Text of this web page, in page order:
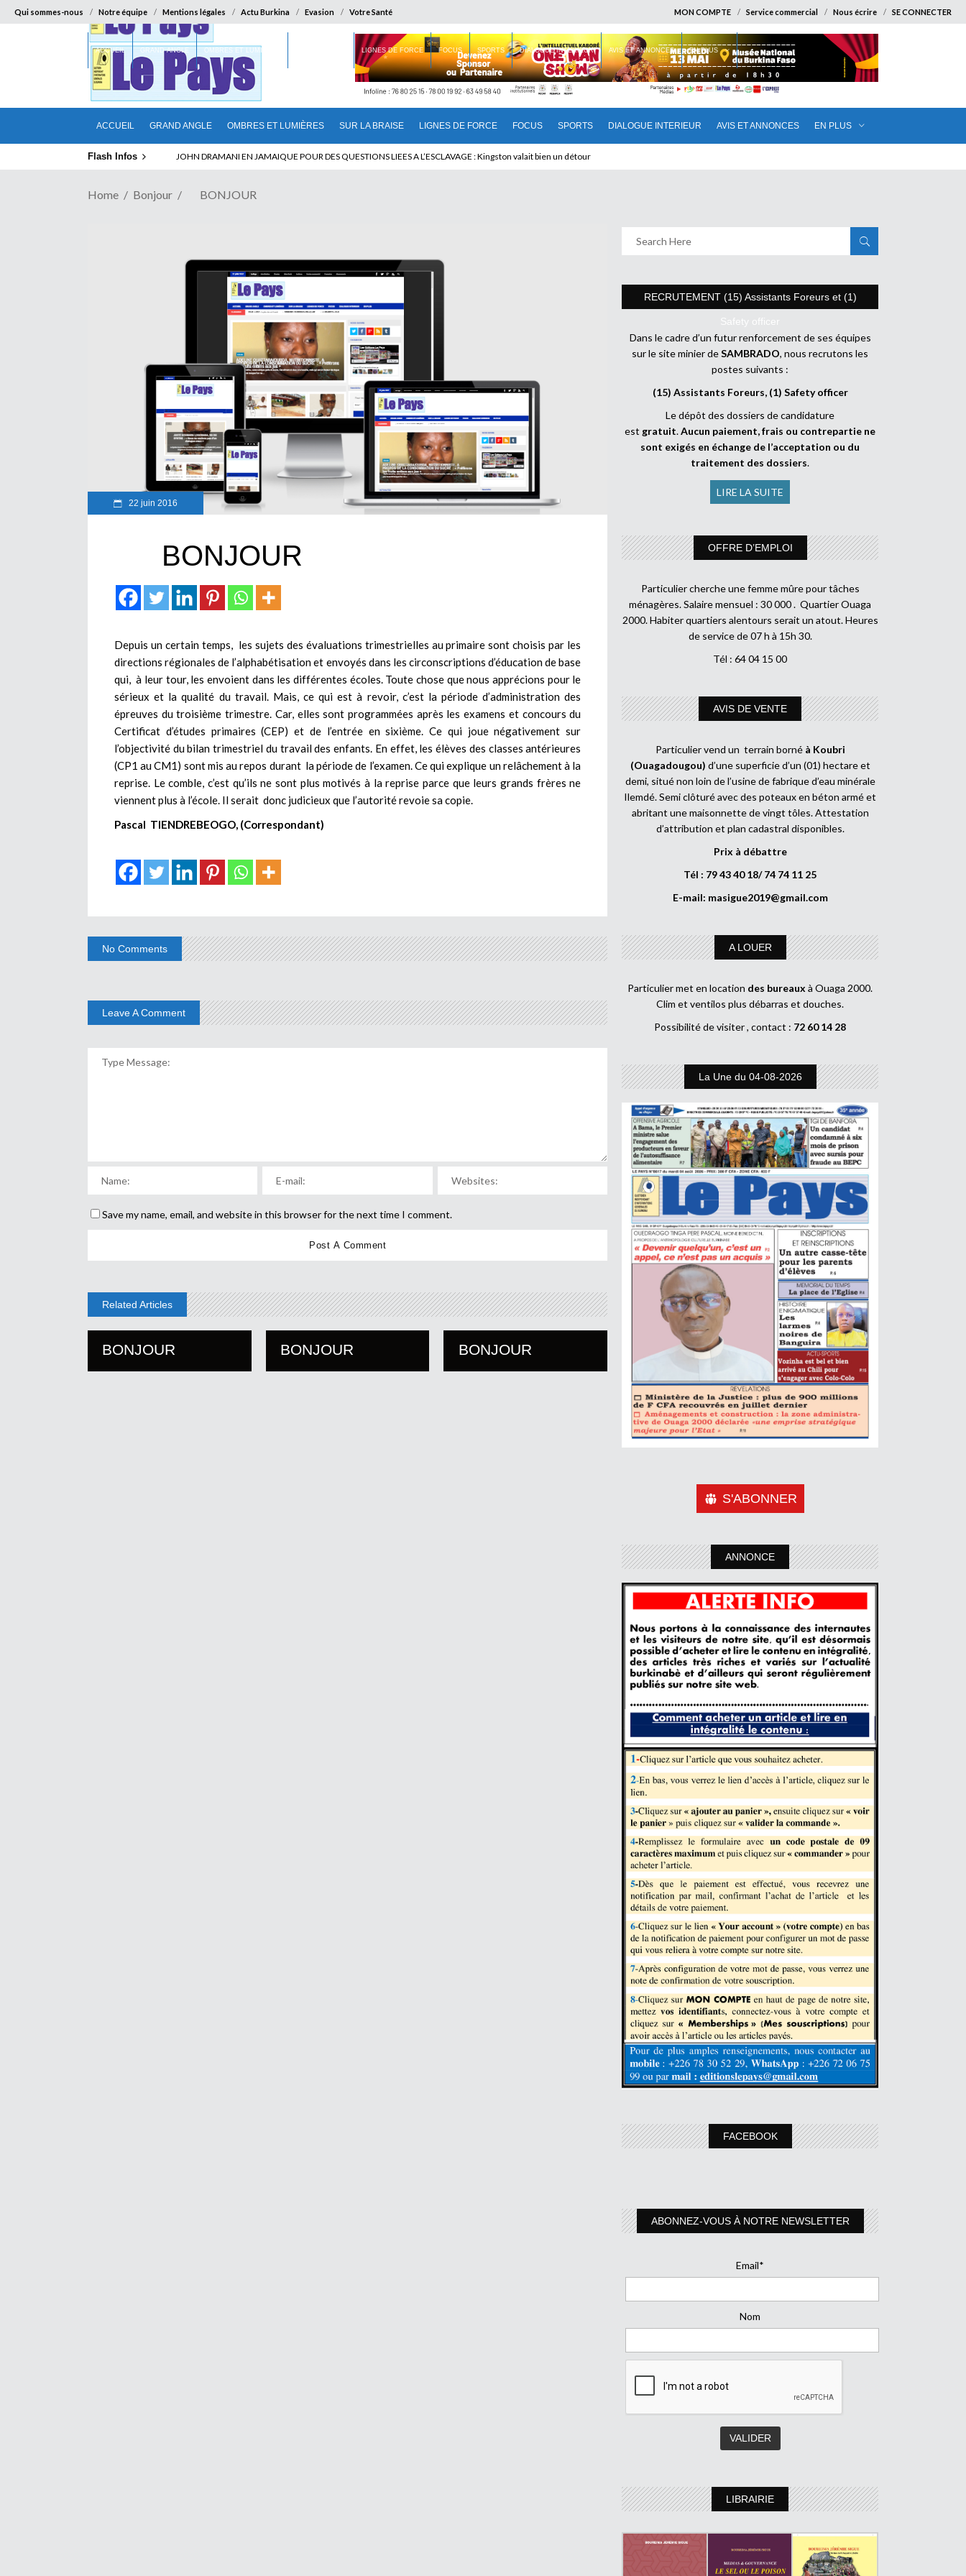
Qui sommes-nous Notre équipe Mentions légales Actu Burkina Evasion Votre Santé MON COMPTE Service commercial Nous écrire SE CONNECTER
ACCUEIL GRAND ANGLE OMBRES ET LUMIÈRES SUR LA BRAISE LIGNES DE FORCE FOCUS SPORTS DIALOGUE INTERIEUR AVIS ET ANNONCES EN PLUS
ACCUEIL GRAND ANGLE OMBRES ET LUMIÈRES LIGNES DE FORCE FOCUS SPORTS DIALOGUE INTERIEUR AVIS ET ANNONCES EN PLUS
Flash Infos ABSENCE PROLONGEE DE PAUL BIYA DU CAMEROUN : Qui pilote le Cameroun ?
Home Bonjour BONJOUR
22 juin 2016
BONJOUR
Depuis un certain temps, les sujets des évaluations trimestrielles au primaire sont choisis par les
directions régionales de l’alphabétisation et envoyés dans les circonscriptions d’éducation de base
qui, à leur tour, les envoient dans les différentes écoles. Toute chose que nous apprécions pour le
sérieux et la qualité du travail. Mais, ce qui est à revoir, c’est la période d’administration des
épreuves du troisième trimestre. Car, elles sont programmées après les examens et concours du
Certificat d’études primaires (CEP) et de l’entrée en sixième. Ce qui joue négativement sur
l’objectivité du bilan trimestriel du travail des enfants. En effet, les élèves des classes antérieures
(CP1 au CM1) sont mis au repos durant la période de l’examen. Ce qui explique un relâchement à la
reprise. Le comble, c’est qu’ils ne sont plus motivés à la reprise parce que leurs grands frères ne
viennent plus à l’école. Il serait donc judicieux que l’autorité revoie sa copie.
Pascal TIENDREBEOGO, (Correspondant)
No Comments
Leave A Comment
Save my name, email, and website in this browser for the next time I comment.
Related Articles
BONJOUR BONJOUR BONJOUR
RECRUTEMENT (15) Assistants Foreurs et (1)
Safety officer
Dans le cadre d’un futur renforcement de ses équipes
sur le site minier deSAMBRADO, nous recrutons les
postes suivants :
(15) Assistants Foreurs, (1) Safety officer
Le dépôt des dossiers de candidature
est gratuit.Aucun paiement, frais ou contrepartie ne
sont exigés en échange de l’acceptation ou du
traitement des dossiers.
LIRE LA SUITE
OFFRE D’EMPLOI
Particulier cherche une femme mûre pour tâches
ménagères. Salaire mensuel : 30 000 . Quartier Ouaga
2000. Habiter quartiers alentours serait un atout. Heures
de service de 07 h à 15h 30.
Tél : 64 04 15 00
AVIS DE VENTE
Particulier vend un terrain borné à Koubri
(Ouagadougou) d’une superficie d’un (01) hectare et
demi, situé non loin de l’usine de fabrique d’eau minérale
Ilemdé. Semi clôturé avec des poteaux en béton armé et
abritant une maisonnette de vingt tôles. Attestation
d’attribution et plan cadastral disponibles.
Prix à débattre
Tél : 79 43 40 18/ 74 74 11 25
E-mail: masigue2019@gmail.com
A LOUER
Particulier met en location des bureaux à Ouaga 2000.
Clim et ventilos plus débarras et douches.
Possibilité de visiter , contact : 72 60 14 28
La Une du 04-08-2026
S'ABONNER
ANNONCE
FACEBOOK
ABONNEZ-VOUS À NOTRE NEWSLETTER
Email*
Nom
LIBRAIRIE